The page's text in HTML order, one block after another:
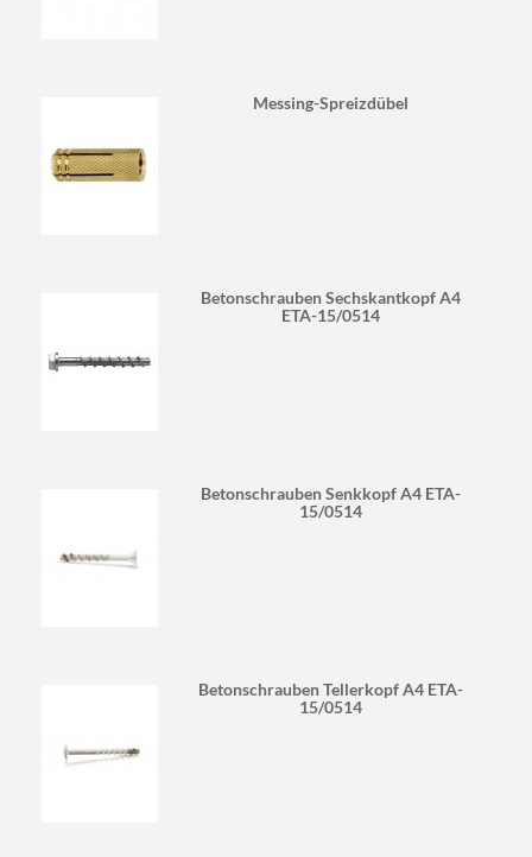
Messing-Spreizdübel
Betonschrauben Sechskantkopf A4
ETA-15/0514
Betonschrauben Senkkopf A4 ETA-
15/0514
Betonschrauben Tellerkopf A4 ETA-
15/0514